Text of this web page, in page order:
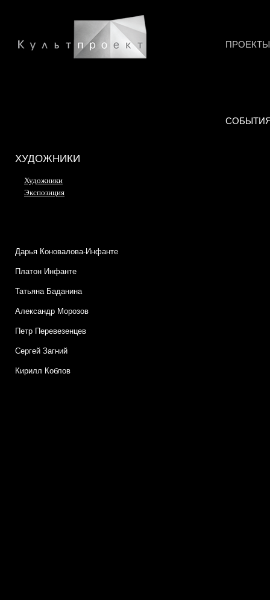
ПРОЕКТЫ
ХУДОЖНИКИ
Художники
Экспозиция
Дарья Коновалова-Инфанте
Платон Инфанте
Татьяна Баданина
Александр Морозов
Петр Перевезенцев
Сергей Загний
Кирилл Коблов